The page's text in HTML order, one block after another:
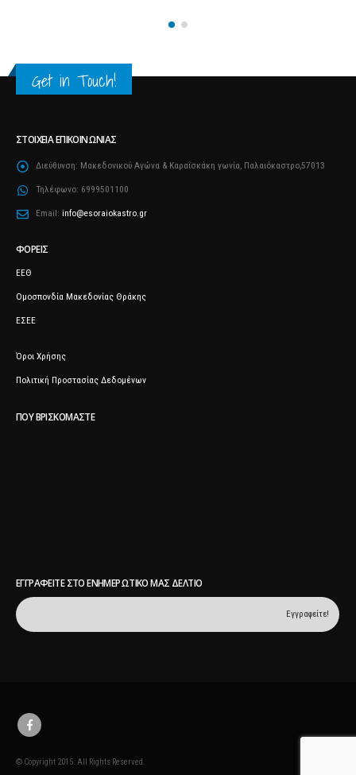
Get in Touch!
ΣΤΟΙΧΕΊΑ ΕΠΙΚΟΙΝΩΝΊΑΣ
Διεύθυνση: Μακεδονικού Αγώνα & Καραΐσκάκη γωνία, Παλαιόκαστρο,57013
Τηλέφωνο: 6999501100
Email: info@esoraiokastro.gr
ΦΟΡΕΊΣ
ΕΕΘ
Ομοσπονδία Μακεδονίας Θράκης
ΕΣΕΕ
Όροι Χρήσης
Πολιτική Προστασίας Δεδομένων
ΠΟΥ ΒΡΙΣΚΌΜΑΣΤΕ
ΕΓΓΡΑΦΕΊΤΕ ΣΤΟ ΕΝΗΜΕΡΩΤΙΚΌ ΜΑΣ ΔΕΛΤΊΟ
© Copyright 2015. All Rights Reserved.